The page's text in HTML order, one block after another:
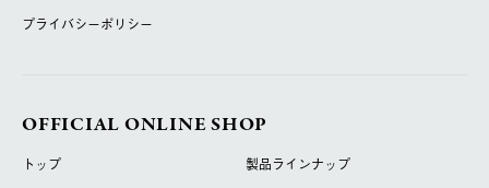
プライバシーポリシー
OFFICIAL ONLINE SHOP
トップ
製品ラインナップ